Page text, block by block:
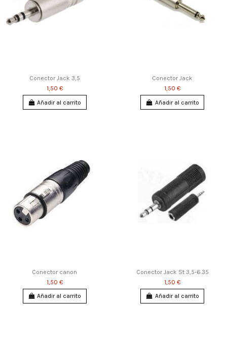
Conector Jack 3,5
1,50 €
Añadir al carrito
Conector Jack
1,50 €
Añadir al carrito
Conector canon
1,50 €
Añadir al carrito
Conector Jack St 3,5-6.35
1,50 €
Añadir al carrito